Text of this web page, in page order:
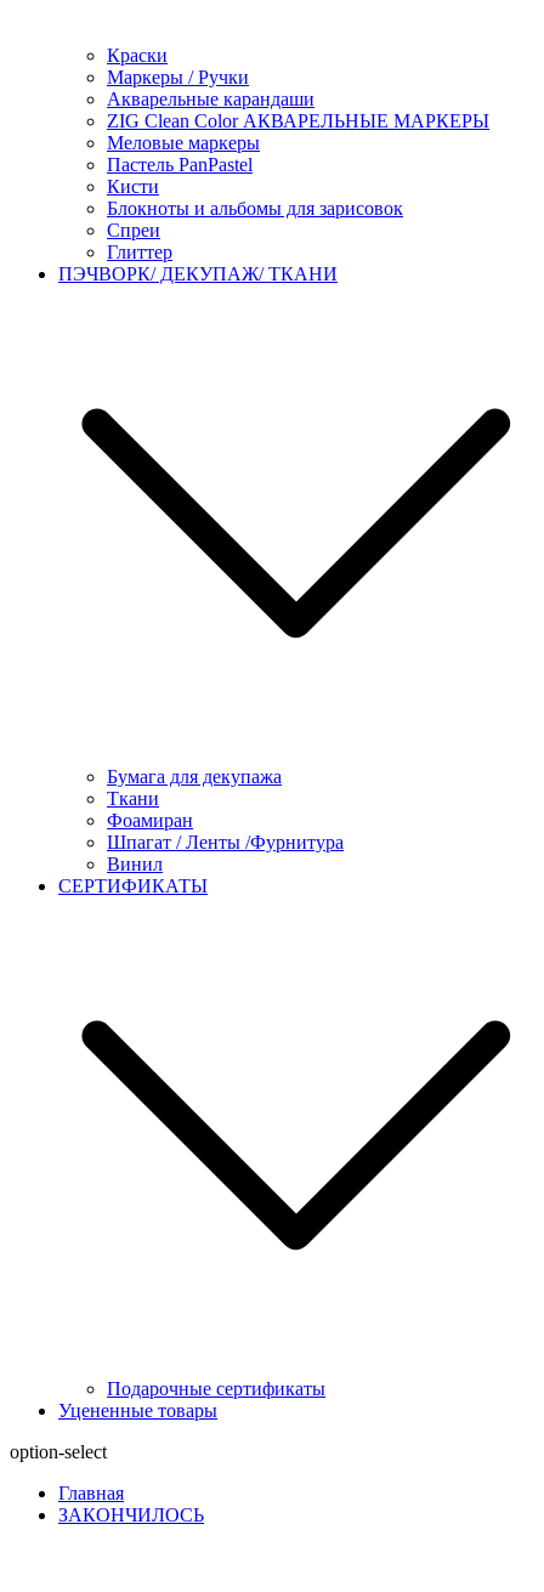
Краски
Маркеры / Ручки
Акварельные карандаши
ZIG Clean Color АКВАРЕЛЬНЫЕ МАРКЕРЫ
Меловые маркеры
Пастель PanPastel
Кисти
Блокноты и альбомы для зарисовок
Спреи
Глиттер
ПЭЧВОРК/ ДЕКУПАЖ/ ТКАНИ
Бумага для декупажа
Ткани
Фоамиран
Шпагат / Ленты /Фурнитура
Винил
СЕРТИФИКАТЫ
Подарочные сертификаты
Уцененные товары
option-select
Главная
ЗАКОНЧИЛОСЬ